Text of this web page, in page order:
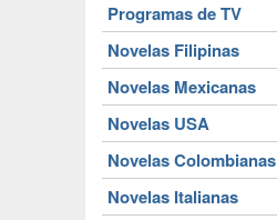
Programas de TV
Novelas Filipinas
Novelas Mexicanas
Novelas USA
Novelas Colombianas
Novelas Italianas